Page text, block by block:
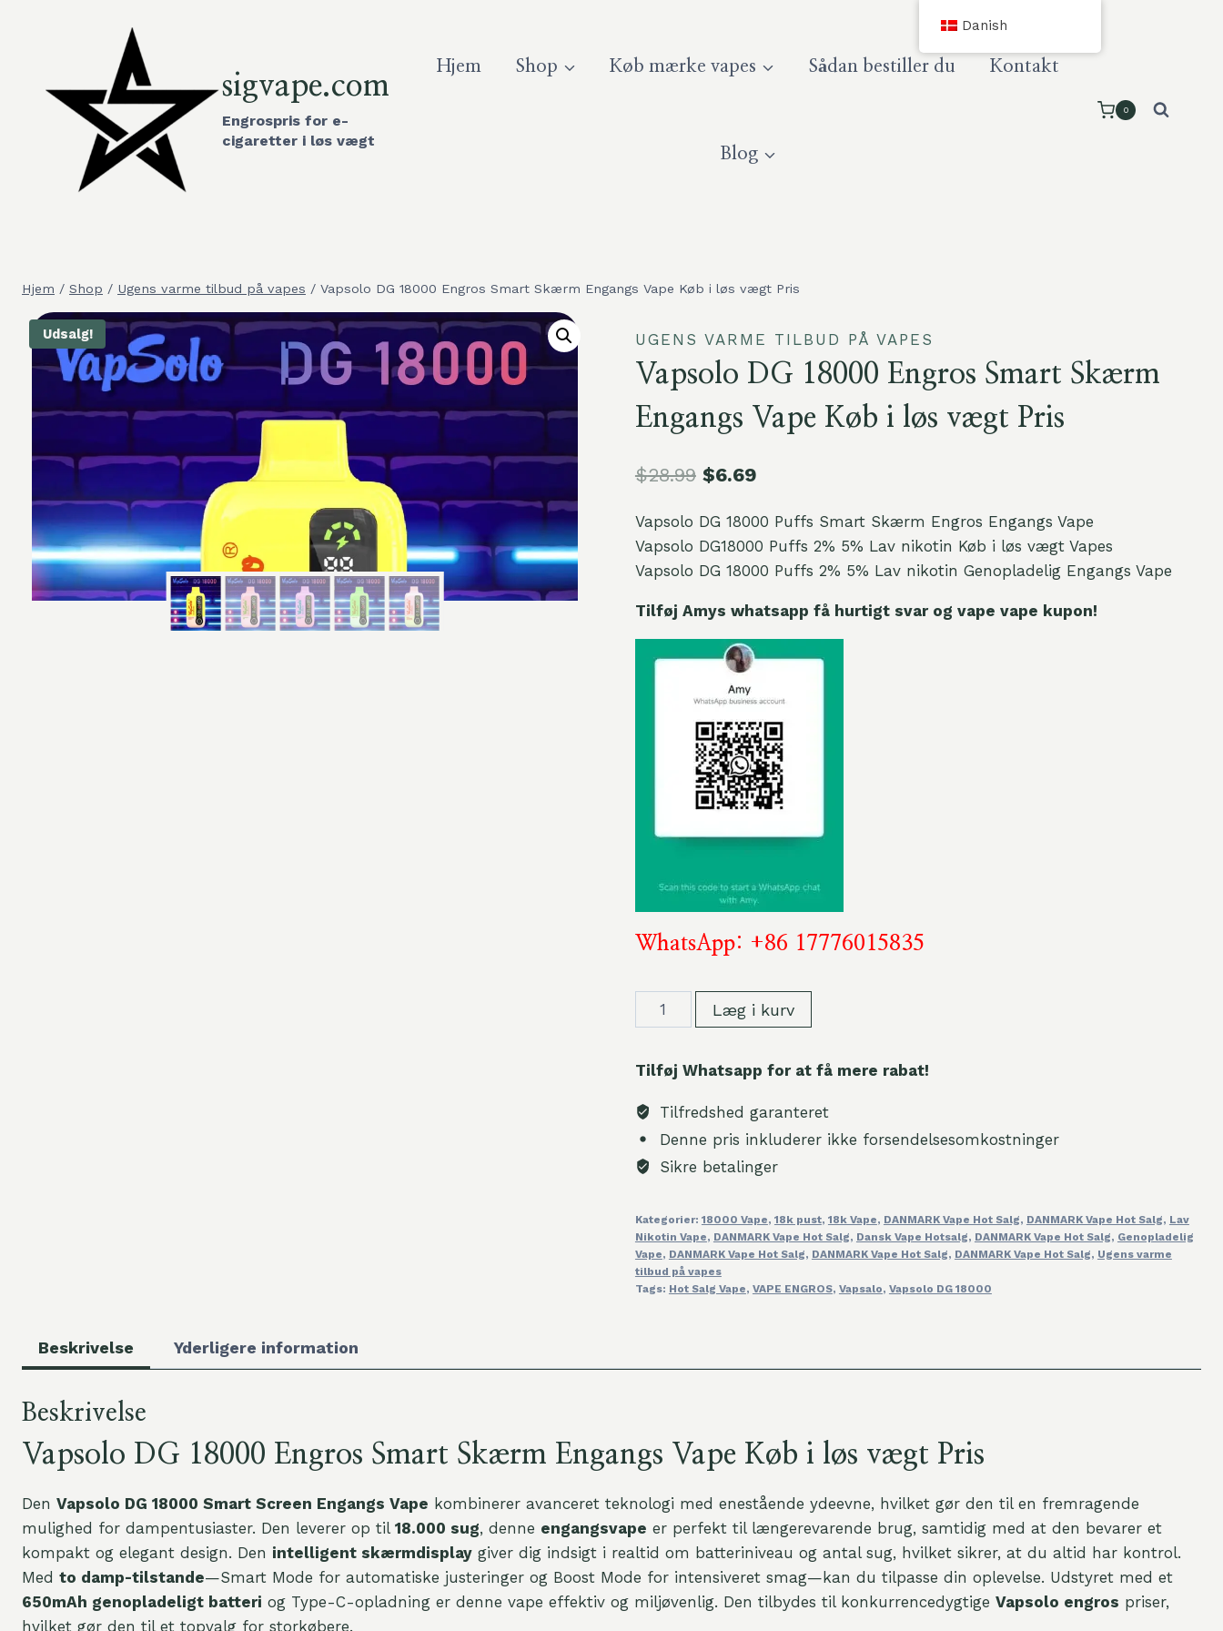
sigvape.com
Engrospris for e-
cigaretter i løs vægt
Hjem Shop Køb mærke vapes Sådan bestiller du Kontakt
Blog
0
Hjem / Shop / Ugens varme tilbud på vapes / Vapsolo DG 18000 Engros Smart Skærm Engangs Vape Køb i løs vægt Pris
Udsalg! UGENS VARME TILBUD PÅ VAPES
Vapsolo DG 18000 Engros Smart Skærm
Engangs Vape Køb i løs vægt Pris
$28.99 $6.69
Vapsolo DG 18000 Puffs Smart Skærm Engros Engangs Vape
Vapsolo DG18000 Puffs 2% 5% Lav nikotin Køb i løs vægt Vapes
Vapsolo DG 18000 Puffs 2% 5% Lav nikotin Genopladelig Engangs Vape
Tilføj Amys whatsapp få hurtigt svar og vape vape kupon!
WhatsApp: +86 17776015835
Vapsolo
DG
Wholesale
Smart
Screen
Disposable
Vape
Buy
Price
antal
Læg i kurv
Tilføj Whatsapp for at få mere rabat!
Tilfredshed garanteret
Denne pris inkluderer ikke forsendelsesomkostninger
Sikre betalinger
Kategorier: 18000 Vape, 18k pust, 18k Vape, DANMARK Vape Hot Salg, DANMARK Vape Hot Salg, Lav
Nikotin Vape, DANMARK Vape Hot Salg, Dansk Vape Hotsalg, DANMARK Vape Hot Salg, Genopladelig
Vape, DANMARK Vape Hot Salg, DANMARK Vape Hot Salg, DANMARK Vape Hot Salg, Ugens varme
tilbud på vapes
Tags: Hot Salg Vape, VAPE ENGROS, Vapsalo, Vapsolo DG 18000
Beskrivelse Yderligere information
Beskrivelse
Vapsolo DG 18000 Engros Smart Skærm Engangs Vape Køb i løs vægt Pris
Den Vapsolo DG 18000 Smart Screen Engangs Vape kombinerer avanceret teknologi med enestående ydeevne, hvilket gør den til en fremragende
mulighed for dampentusiaster. Den leverer op til 18.000 sug, denne engangsvape er perfekt til længerevarende brug, samtidig med at den bevarer et
kompakt og elegant design. Den intelligent skærmdisplay giver dig indsigt i realtid om batteriniveau og antal sug, hvilket sikrer, at du altid har kontrol.
Med to damp-tilstande—Smart Mode for automatiske justeringer og Boost Mode for intensiveret smag—kan du tilpasse din oplevelse. Udstyret med et
650mAh genopladeligt batteri og Type-C-opladning er denne vape effektiv og miljøvenlig. Den tilbydes til konkurrencedygtige Vapsolo engros priser,
hvilket gør den til et topvalg for storkøbere.
Danish